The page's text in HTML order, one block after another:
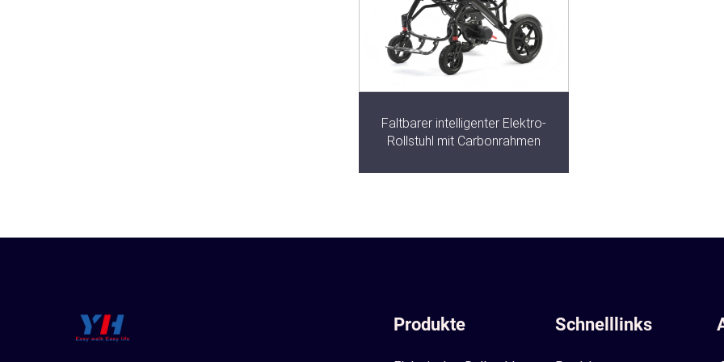
Faltbarer intelligenter Elektro-
Rollstuhl mit Carbonrahmen
Produkte Schnelllinks